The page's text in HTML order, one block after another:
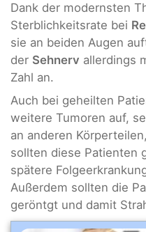
Dank der modernsten
Sterblichkeitsrate bei
sie an beiden Augen
der Sehnerv allerdings
Zahl an.
Auch bei geheilten
weitere Tumoren auf,
an anderen
sollten diese Patienten
spätere
Außerdem sollten die
geröntgt und damit